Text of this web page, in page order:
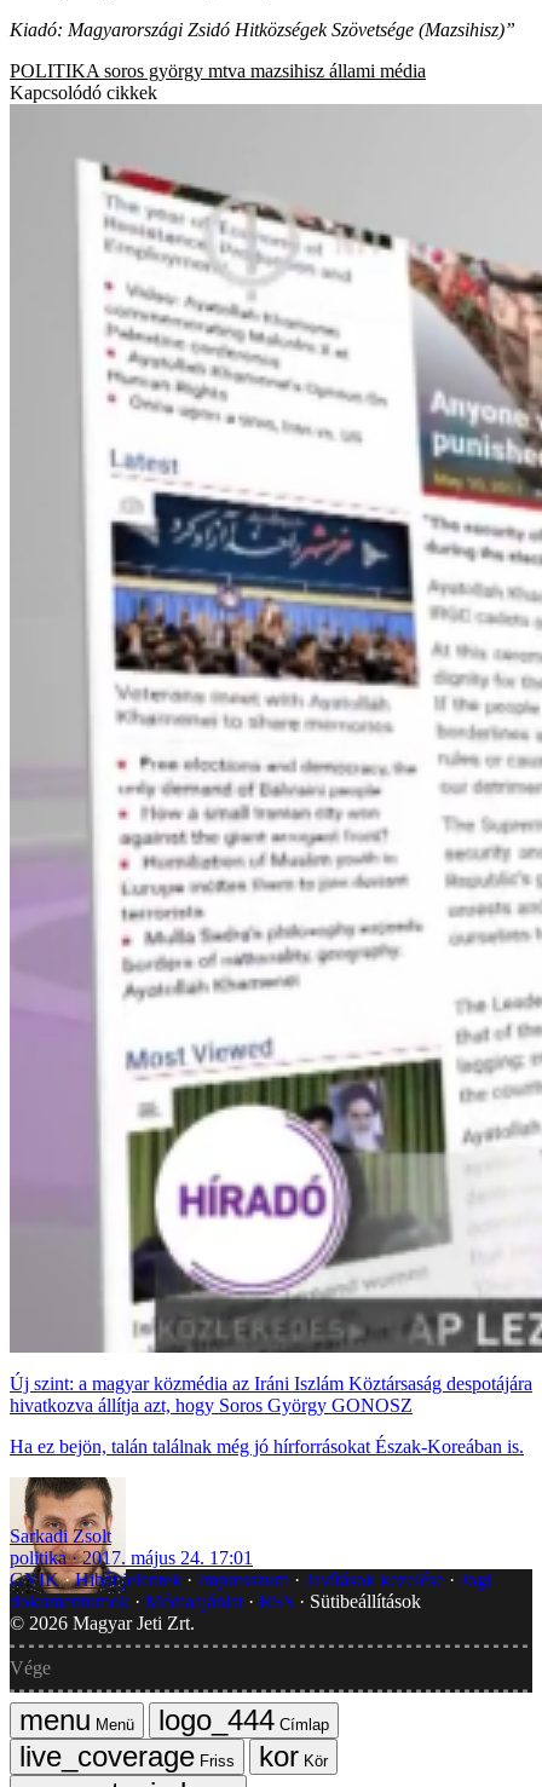
Kiadó: Magyarországi Zsidó Hitközségek Szövetsége (Mazsihisz)”
POLITIKA soros györgy mtva mazsihisz állami média
Kapcsolódó cikkek
Új szint: a magyar közmédia az Iráni Iszlám Köztársaság despotájára
hivatkozva állítja azt, hogy Soros György GONOSZ
Ha ez bejön, talán találnak még jó hírforrásokat Észak-Koreában is.
Sarkadi Zsolt
politika
2017. május 24. 17:01
GYIK Hibát jelentek Impresszum Javítások kezelése
Jogi
dokumentumok
Médiaajánlat RSS
Sütibeállítások
© 2026 Magyar Jeti Zrt.
Vége
Menü
Címlap
Friss
Kör